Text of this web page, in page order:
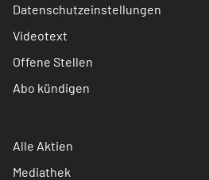
Datenschutzeinstellungen
Videotext
Offene Stellen
Abo kündigen
Alle Aktien
Mediathek